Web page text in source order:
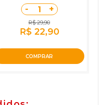
- 1 +
R$ 29,90
R$ 22,90
COMPRAR